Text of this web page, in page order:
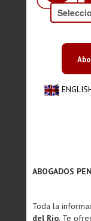
ABOGADOS
Toda la
del Río. Te